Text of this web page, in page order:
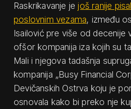
Raskrikavanje jejoš ranije
poslovnim vezama, između
Isailović pre više od decenije
ofšor kompanija iza kojih su
Mali i njegova tadašnja
kompanija „Busy Financial
Devičanskih Ostrva koju je
osnovala kako bi preko nje